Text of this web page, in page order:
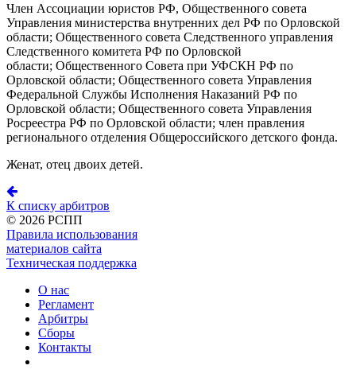
Член Ассоциации юристов РФ, Общественного совета
Управления министерства внутренних дел РФ по Орловской
области; Общественного совета Следственного управления
Следственного комитета РФ по Орловской
области; Общественного Совета при УФСКН РФ по
Орловской области; Общественного совета Управления
Федеральной Службы Исполнения Наказаний РФ по
Орловской области; Общественного совета Управления
Росреестра РФ по Орловской области; член правления
регионального отделения Общероссийского детского фонда.
Женат, отец двоих детей.
К списку арбитров
© 2026 РСПП
Правила использования
материалов сайта
Техническая поддержка
О нас
Регламент
Арбитры
Сборы
Контакты